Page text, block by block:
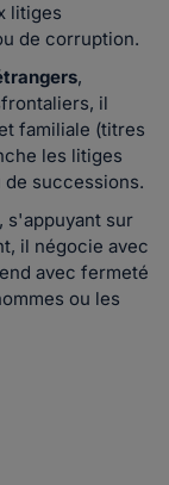
litiges
de corruption.
,
il
familiale (titres
les litiges
successions.
, s'appuyant sur
il négocie avec
avec fermeté
ou les